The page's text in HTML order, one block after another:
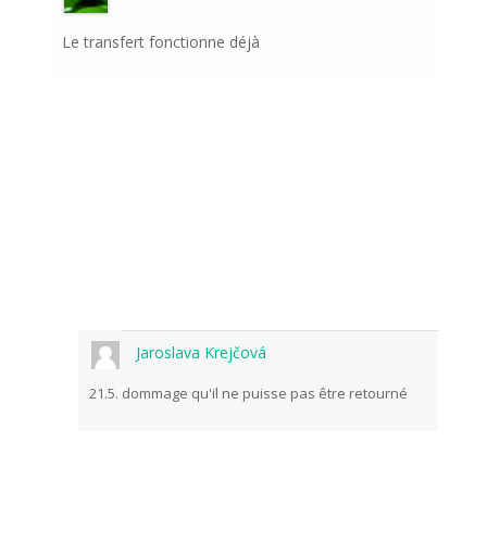
Le transfert fonctionne déjà
Jaroslava Krejčová
21.5. dommage qu'il ne puisse pas être retourné